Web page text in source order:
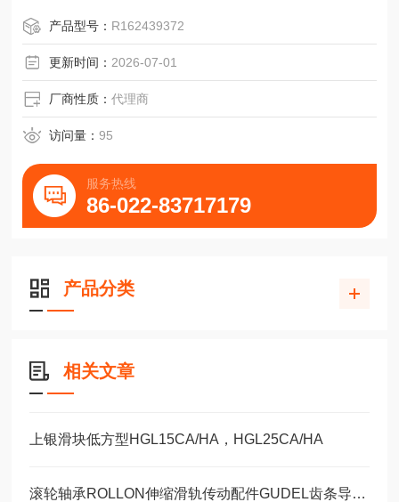
产品型号： R162439372
更新时间： 2026-07-01
厂商性质：代理商
访问量：95
服务热线
86-022-83717179
产品分类
相关文章
上银滑块低方型HGL15CA/HA，HGL25CA/HA
滚轮轴承ROLLON伸缩滑轨传动配件GUDEL齿条导轨福业选购